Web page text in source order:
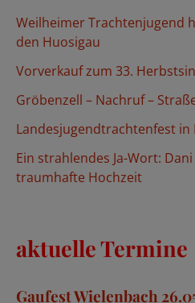
n
h
:
Weilheimer Trachtenjugend
den Huosigau
Vorverkauf zum 33.
Gröbenzell – Nachruf –
Landesjugendtrachtenfest
Ein strahlendes Ja-Wort:
traumhafte Hochzeit
aktuelle Termine
Gaufest Wielenbach